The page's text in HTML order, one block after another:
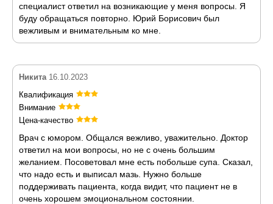
специалист ответил на возникающие у меня вопросы. Я
буду обращаться повторно. Юрий Борисович был
вежливым и внимательным ко мне.
Никита 16.10.2023
Квалификация
Внимание
Цена-качество
Врач с юмором. Общался вежливо, уважительно. Доктор
ответил на мои вопросы, но не с очень большим
желанием. Посоветовал мне есть побольше супа. Сказал,
что надо есть и выписал мазь. Нужно больше
поддерживать пациента, когда видит, что пациент не в
очень хорошем эмоциональном состоянии.